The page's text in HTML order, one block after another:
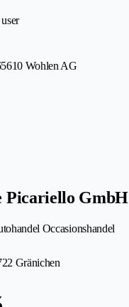
5610 Wohlen AG
Picariello GmbH
Occasionshandel
Gränichen